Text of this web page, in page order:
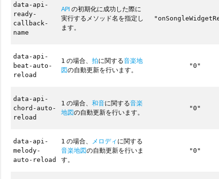
data-api-
ready-
callback-
name
API の初期化に成功した際に
実行するメソッド名を指定し
ます。
data-api-
beat-auto-
reload
1 の場合、拍に関する音楽地
図の自動更新を行います。
"0"
data-api-
chord-auto-
reload
1 の場合、和音に関する音楽
地図の自動更新を行います。
"0"
data-api-
melody-
auto-reload
1 の場合、 メロディに関する
音楽地図の自動更新を行いま
す。
"0"